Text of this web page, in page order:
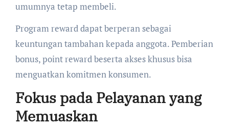
umumnya tetap membeli.
Program reward dapat berperan sebagai
keuntungan tambahan kepada anggota. Pemberian
bonus, point reward beserta akses khusus bisa
menguatkan komitmen konsumen.
Fokus pada Pelayanan yang
Memuaskan